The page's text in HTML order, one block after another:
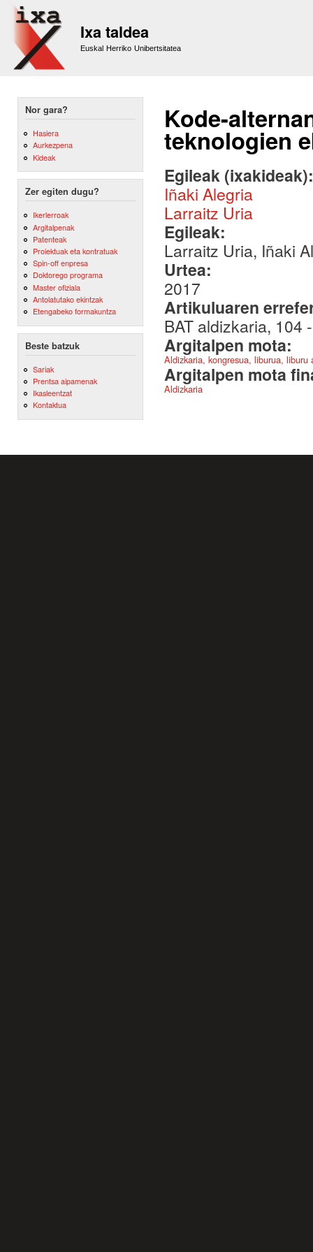
Ixa taldea
Euskal Herriko Unibertsitatea
Nor gara?
Hasiera
Aurkezpena
Kideak
Zer egiten dugu?
Ikerlerroak
Argitalpenak
Patenteak
Proiektuak eta kontratuak
Spin-off enpresa
Doktorego programa
Master ofiziala
Antolatutako ekintzak
Etengabeko formakuntza
Beste batzuk
Sariak
Prentsa aipamenak
Ikasleentzat
Kontaktua
Kode-
teknologien
Egileak
Iñaki Alegria
Larraitz Uria
Egileak:
Larraitz Uria, Iñaki
Urtea:
2017
Artikuluaren
BAT aldizkaria, 104
Argitalpen mota:
Aldizkaria, kongresua, liburua,
Argitalpen mota
Aldizkaria